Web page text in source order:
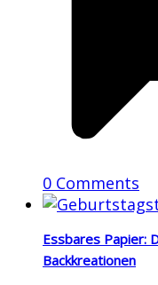
0 Comments
Essbares Papier:
Backkreationen